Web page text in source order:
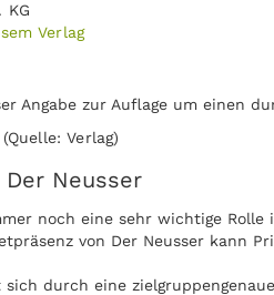
KG
Verlag
Angabe zur Auflage um einen
Verlag)
Neusser
noch eine sehr wichtige
von Der Neusser kann
durch eine